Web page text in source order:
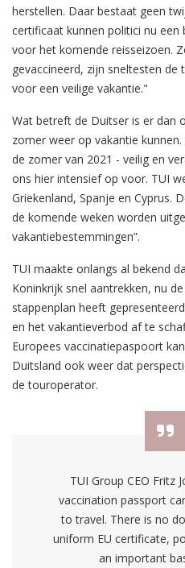
herstellen. Daar bestaat geen
certificaat kunnen politici nu
voor het komende reisseizoen.
gevaccineerd, zijn sneltesten
voor een veilige vakantie."
Wat betreft de Duitser is er dan
zomer weer op vakantie
de zomer van 2021 - veilig en
ons hier intensief op voor. TUI
Griekenland, Spanje en Cyprus.
de komende weken worden
vakantiebestemmingen”.
TUI maakte onlangs al bekend
Koninkrijk snel aantrekken, nu
stappenplan heeft
en het vakantieverbod af te
Europees vaccinatiepaspoort
Duitsland ook weer dat
de touroperator.
TUI Group CEO Fritz
vaccination passport
to travel. There is no
uniform EU certificate,
an important